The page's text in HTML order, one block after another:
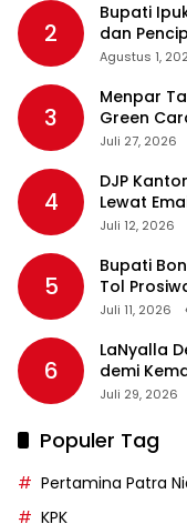
2
Bupati
dan
Agustus 1,
3
Menpar
Green
2026
Juli 27, 2026
4
DJP
Lewat
Rp36
Juli 12, 2026
5
Bupati
Tol
Juli 11, 2026
6
LaNyalla
demi
Juli 29, 2026
Populer Tag
Pertamina Patra
KPK